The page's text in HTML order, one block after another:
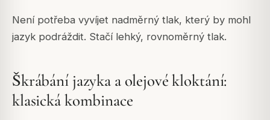
Není potřeba vyvíjet nadměrný tlak, který by mohl
jazyk podráždit. Stačí lehký, rovnoměrný tlak.
Škrábání jazyka a olejové kloktání:
klasická kombinace